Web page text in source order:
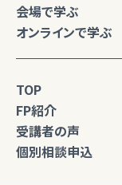
会場で学ぶ
オンラインで学ぶ
TOP
FP紹介
受講者の声
個別相談申込